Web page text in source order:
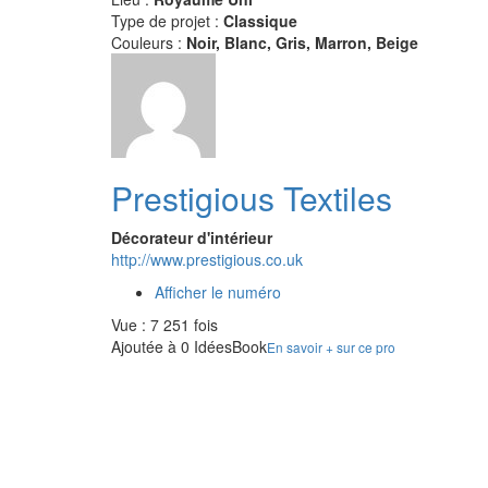
Type de projet : Classique
Couleurs : Noir, Blanc, Gris, Marron, Beige
Prestigious Textiles
Décorateur d'intérieur
http://www.prestigious.co.uk
Afficher le numéro
Vue : 7 251 fois
Ajoutée à 0 IdéesBookEn savoir + sur ce pro